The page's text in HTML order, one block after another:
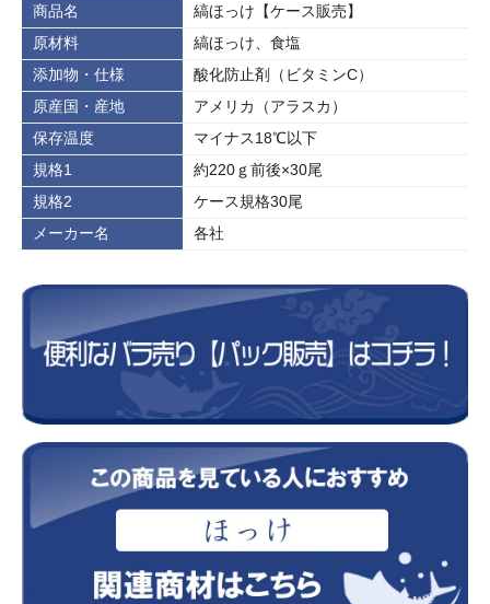
商品名
縞ほっけ【ケース販売】
原材料
縞ほっけ、食塩
添加物・仕様
酸化防止剤（ビタミンC）
原産国・産地
アメリカ（アラスカ）
保存温度
マイナス18℃以下
規格1
約220ｇ前後×30尾
規格2
ケース規格30尾
メーカー名
各社